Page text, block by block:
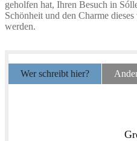
geholfen hat, Ihren Besuch in
Schönheit und den Charme
werden.
Wer schreibt hier?